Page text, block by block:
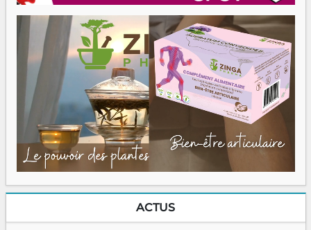
ACTUS